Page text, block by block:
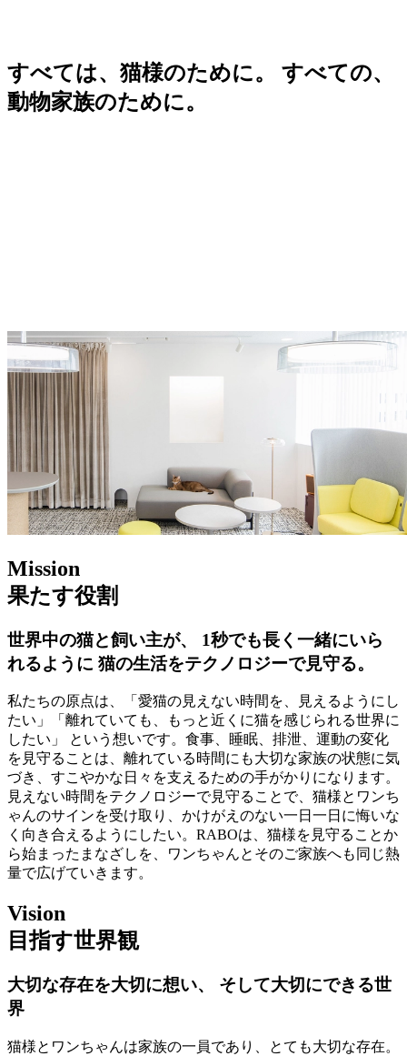
すべては、猫様のために。 すべての、
動物家族のために。
Mission
果たす役割
世界中の猫と飼い主が、 1秒でも長く一緒にいら
れるように 猫の生活をテクノロジーで見守る。
私たちの原点は、「愛猫の見えない時間を、見えるようにし
たい」「離れていても、もっと近くに猫を感じられる世界に
したい」 という想いです。食事、睡眠、排泄、運動の変化
を見守ることは、離れている時間にも大切な家族の状態に気
づき、すこやかな日々を支えるための手がかりになります。
見えない時間をテクノロジーで見守ることで、猫様とワンち
ゃんのサインを受け取り、かけがえのない一日一日に悔いな
く向き合えるようにしたい。RABOは、猫様を見守ることか
ら始まったまなざしを、ワンちゃんとそのご家族へも同じ熱
量で広げていきます。
Vision
目指す世界観
大切な存在を大切に想い、 そして大切にできる世
界
猫様とワンちゃんは家族の一員であり、とても大切な存在。